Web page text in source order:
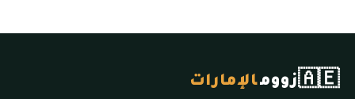
🇦🇪زوومالإمارات